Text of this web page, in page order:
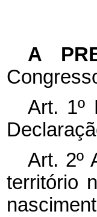
A
Art. 1º
Art. 2º
território